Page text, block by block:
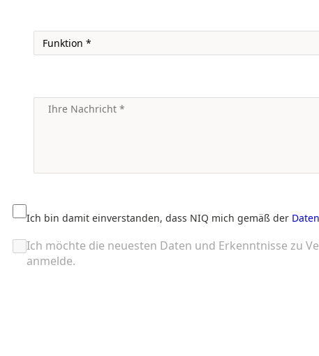
Ich bin damit einverstanden, dass NIQ mich gemäß der
Ich möchte die neuesten Daten und Erkenntnisse zu
anmelde.